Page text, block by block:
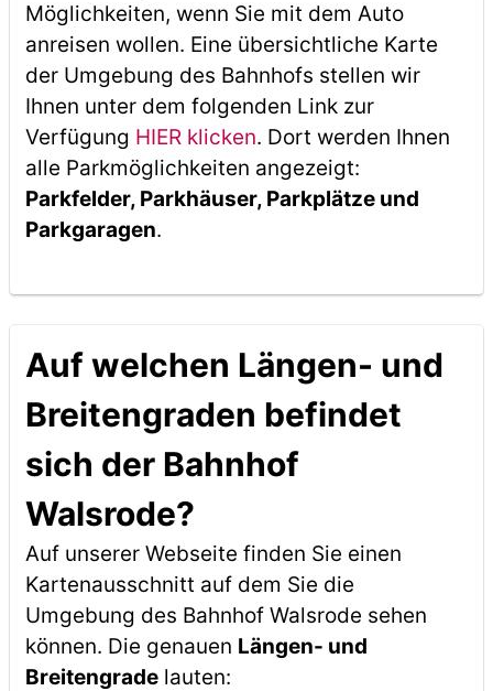
Möglichkeiten, wenn Sie mit dem Auto
anreisen wollen. Eine übersichtliche Karte
der Umgebung des Bahnhofs stellen wir
Ihnen unter dem folgenden Link zur
Verfügung HIER klicken. Dort werden Ihnen
alle Parkmöglichkeiten angezeigt:
Parkfelder, Parkhäuser, Parkplätze und
Parkgaragen.
Auf welchen Längen- und
Breitengraden befindet
sich der Bahnhof
Walsrode?
Auf unserer Webseite finden Sie einen
Kartenausschnitt auf dem Sie die
Umgebung des Bahnhof Walsrode sehen
können. Die genauen Längen- und
Breitengradelauten: